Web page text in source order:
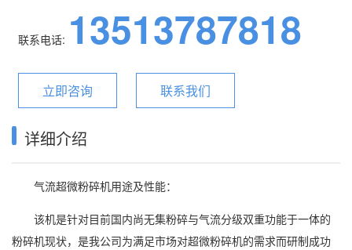
联系电话: 13513787818
立即咨询 联系我们
详细介绍
气流超微粉碎机用途及性能：
该机是针对目前国内尚无集粉碎与气流分级双重功能于一体的
粉碎机现状，是我公司为满足市场对超微粉碎机的需求而研制成功